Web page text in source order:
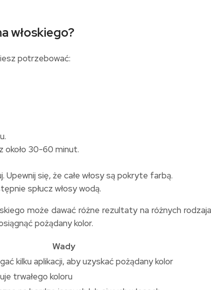
włoskiego?
potrzebować:
około 30-60 minut.
Upewnij się, że całe włosy są pokryte farbą.
spłucz włosy wodą.
może dawać różne rezultaty na różnych
pożądany kolor.
Wady
kilku aplikacji, aby uzyskać pożądany kolor
trwałego koloru